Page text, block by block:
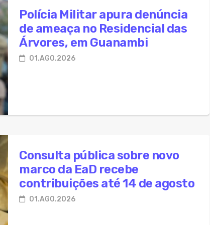
podem elevar em até 3,6 vezes custos de
apoio ao SAMU durante atendimento a jovem em
do SESI Bahia conhecem projeto Fábrica da
Militar atende ocorrência de violência doméstica
toxicológico passa a ser obrigatório para 1ª CNH nas
Polícia Militar apura denúncia
de ameaça no Residencial das
Árvores, em Guanambi
01.AGO.2026
Consulta pública sobre novo
marco da EaD recebe
contribuições até 14 de agosto
01.AGO.2026